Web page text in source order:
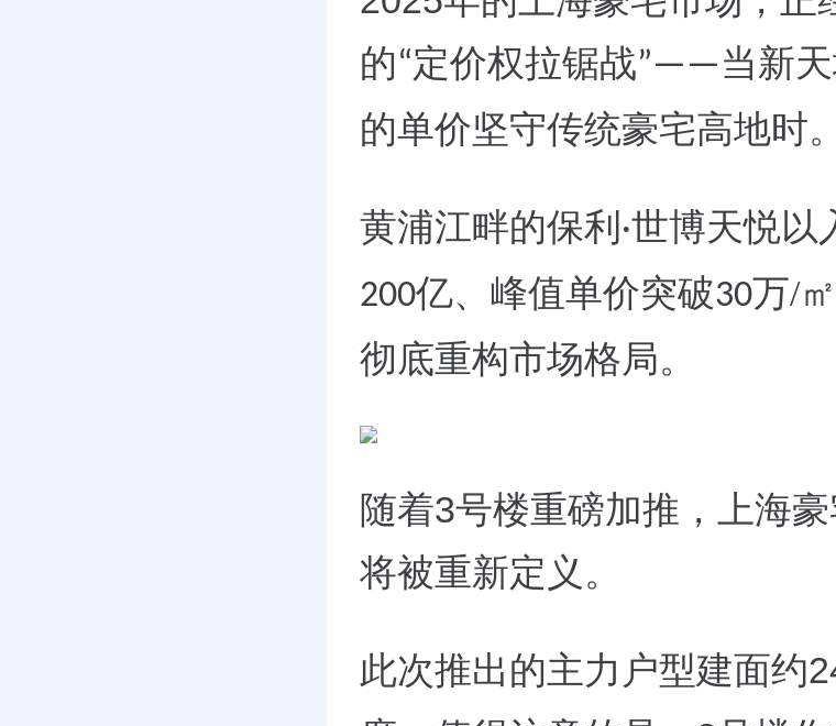
的“定价权拉锯战”——当新
的单价坚守传统豪宅高地时。
黄浦江畔的保利 ·世博天悦以
200亿、峰值单价突破30万/㎡
彻底重构市场格局。
随着3号楼重磅加推，上海
将被重新定义。
此次推出的主力户型建面约